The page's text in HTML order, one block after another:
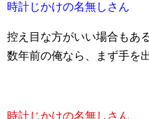
時計じかけの名無しさん
控え目な方がいい場合もあ
数年前の俺なら、まず手を
時計じかけの名無しさん